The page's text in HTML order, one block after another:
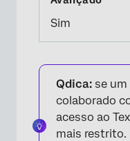
Sim
Qdica: se
colaborado
acesso ao
mais restrito.